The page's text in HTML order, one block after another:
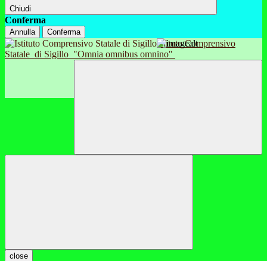
Chiudi
Conferma
Annulla Conferma
Istituto Comprensivo
Statale di Sigillo "Omnia omnibus omnino"
close